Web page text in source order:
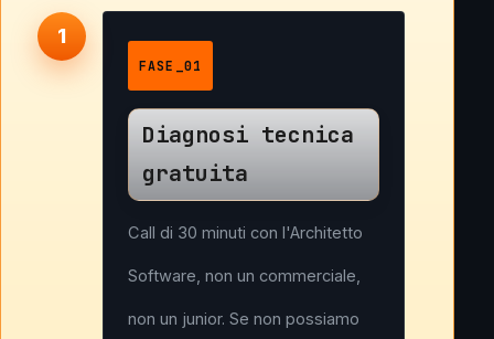
FASE_01
Diagnosi tecnica
gratuita
Call di 30 minuti con l'Architetto
Software, non un commerciale,
non un junior. Se non possiamo